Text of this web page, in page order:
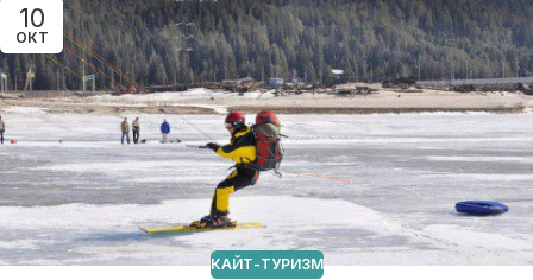
10
ОКТ
КАЙТ-ТУРИЗМ